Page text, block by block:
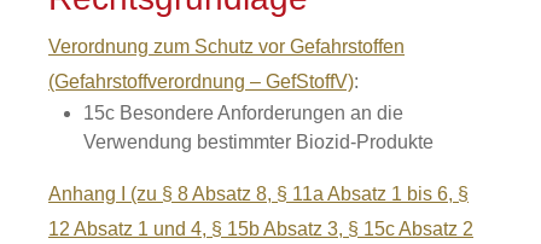
Verordnung zum Schutz vor Gefahrstoffen
(Gefahrstoffverordnung – GefStoffV):
15c Besondere Anforderungen an die
Verwendung bestimmter Biozid-Produkte
Anhang I (zu § 8 Absatz 8, § 11a Absatz 1 bis 6, §
12 Absatz 1 und 4, § 15b Absatz 3, § 15c Absatz 2